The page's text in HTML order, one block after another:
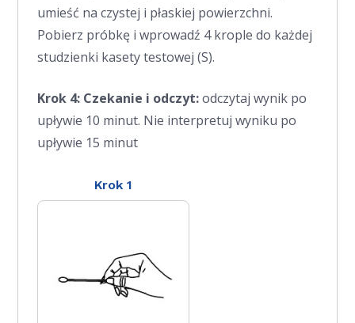
umieść na czystej i płaskiej powierzchni.
Pobierz próbkę i wprowadź 4 krople do każdej
studzienki kasety testowej (S).
Krok 4: Czekanie i odczyt:odczytaj wynik po
upływie 10 minut. Nie interpretuj wyniku po
upływie 15 minut
Krok 1